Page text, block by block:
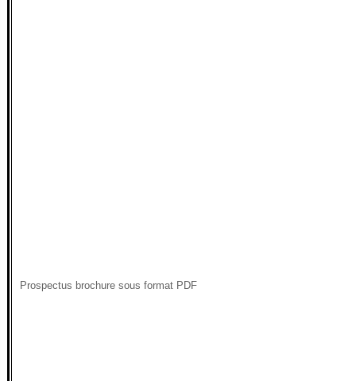
Prospectus brochure sous format PDF